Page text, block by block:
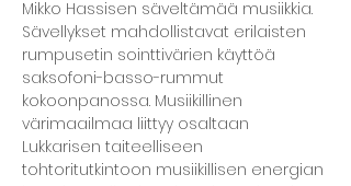
Mikko Hassisen säveltämää musiikkia.
Sävellykset mahdollistavat erilaisten
rumpusetin sointtivärien käyttöä
saksofoni-basso-rummut
kokoonpanossa. Musiikillinen
värimaailmaa liittyy osaltaan
Lukkarisen taiteelliseen
tohtoritutkintoon musiikillisen energian